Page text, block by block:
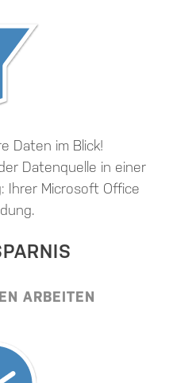
Daten im Blick!
Datenquelle in einer
Ihrer Microsoft Office
ARBEITEN